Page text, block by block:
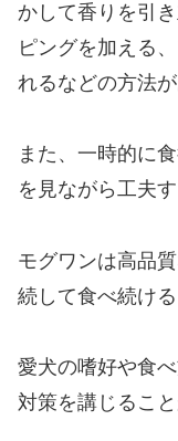
かして香りを引
ピングを加える
れるなどの方法が
また、一時的に
を見ながら工夫
モグワンは高品
続して食べ続け
愛犬の嗜好や食
対策を講じること